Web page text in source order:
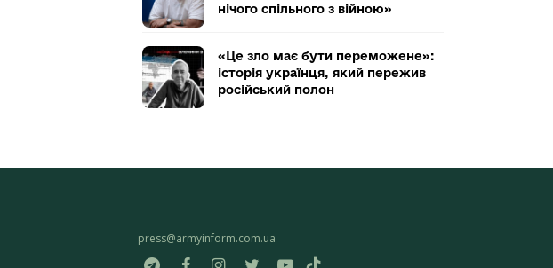
нічого спільного з війною»
«Це зло має бути переможене»:
історія українця, який пережив
російський полон
press@armyinform.com.ua